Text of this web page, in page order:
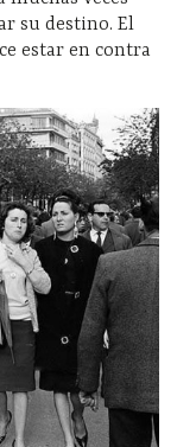
su destino. El
estar en contra